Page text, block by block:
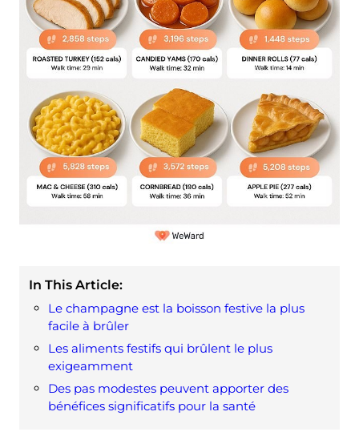
In This Article:
Le champagne est la boisson festive la plus
facile à brûler
Les aliments festifs qui brûlent le plus
exigeamment
Des pas modestes peuvent apporter des
bénéfices significatifs pour la santé